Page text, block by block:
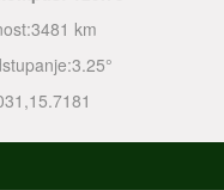
3481 km
3.25°
,15.7181